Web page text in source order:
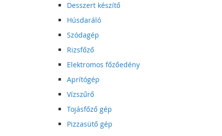
Desszert készítő
Húsdaráló
Szódagép
Rizsfőző
Elektromos főzőedény
Aprítógép
Vízszűrő
Tojásfőző gép
Pizzasütő gép